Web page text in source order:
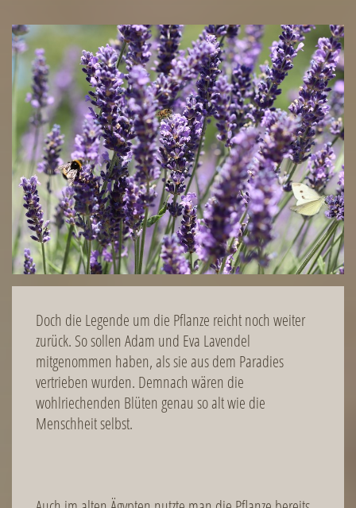
Image
Doch die Legende um die Pflanze reicht noch weiter
zurück. So sollen Adam und Eva Lavendel
mitgenommen haben, als sie aus dem Paradies
vertrieben wurden. Demnach wären die
wohlriechenden Blüten genau so alt wie die
Menschheit selbst.